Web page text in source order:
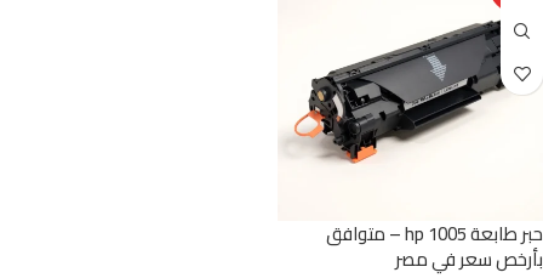
حبر طابعة hp 1005 – متوافق
بأرخص سعر في مصر